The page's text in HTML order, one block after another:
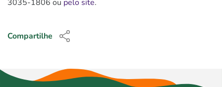
3035-1806 ou pelo site.
Compartilhe